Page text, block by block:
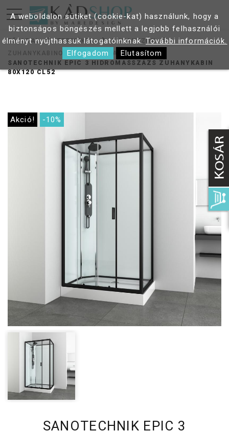
FŐOLDAL TERMÉKEK
ZUHANYZÓK
ZUHANYKABINOK
HIDROKABINOK
SANOTECHNIK EPIC 3 HIDROMASSZÁZS ZUHANYKABIN
80X120 CL52
Akció! -10%
SANOTECHNIK EPIC 3
A weboldalon sütiket (cookie-kat) használunk, hogy a
biztonságos böngészés mellett a legjobb felhasználói
élményt nyújthassuk látogatóinknak.További információk.
Elfogadom
Elutasítom